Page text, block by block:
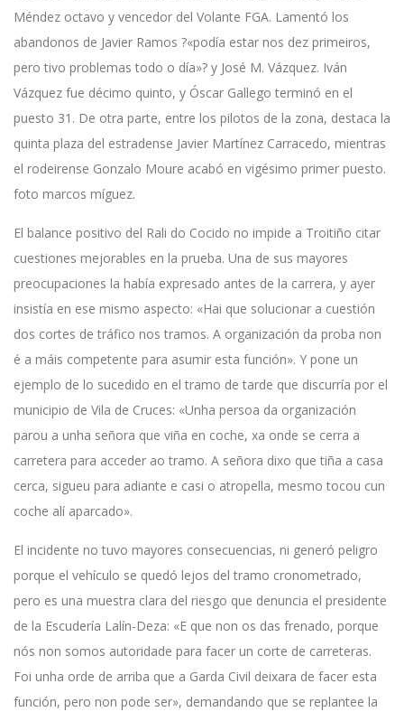
Méndez octavo y vencedor del Volante FGA. Lamentó los
abandonos de Javier Ramos ?«podía estar nos dez primeiros,
pero tivo problemas todo o día»? y José M. Vázquez. Iván
Vázquez fue décimo quinto, y Óscar Gallego terminó en el
puesto 31. De otra parte, entre los pilotos de la zona, destaca la
quinta plaza del estradense Javier Martínez Carracedo, mientras
el rodeirense Gonzalo Moure acabó en vigésimo primer puesto.
foto marcos míguez.
El balance positivo del Rali do Cocido no impide a Troitiño citar
cuestiones mejorables en la prueba. Una de sus mayores
preocupaciones la había expresado antes de la carrera, y ayer
insistía en ese mismo aspecto: «Hai que solucionar a cuestión
dos cortes de tráfico nos tramos. A organización da proba non
é a máis competente para asumir esta función». Y pone un
ejemplo de lo sucedido en el tramo de tarde que discurría por el
municipio de Vila de Cruces: «Unha persoa da organización
parou a unha señora que viña en coche, xa onde se cerra a
carretera para acceder ao tramo. A señora dixo que tiña a casa
cerca, sigueu para adiante e casi o atropella, mesmo tocou cun
coche alí aparcado».
El incidente no tuvo mayores consecuencias, ni generó peligro
porque el vehículo se quedó lejos del tramo cronometrado,
pero es una muestra clara del riesgo que denuncia el presidente
de la Escudería Lalín-Deza: «E que non os das frenado, porque
nós non somos autoridade para facer un corte de carreteras.
Foi unha orde de arriba que a Garda Civil deixara de facer esta
función, pero non pode ser», demandando que se replantee la